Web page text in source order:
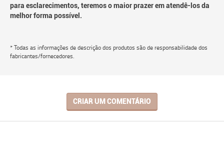
para esclarecimentos, teremos o maior prazer em atendê-los da
melhor forma possível.
* Todas as informações de descrição dos produtos são de responsabilidade dos
fabricantes/fornecedores.
CRIAR UM COMENTÁRIO